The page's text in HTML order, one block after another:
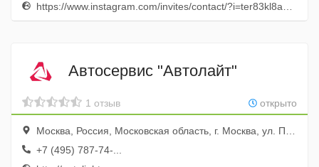
https://www.instagram.com/invites/contact/?i=ter83kl8a3l4&utm_content=kxg8nq7
Автосервис "Автолайт"
открыто
1 отзыв
Москва, Россия, Московская область, г. Москва, ул. Прокатная д. 7
+7 (495) 787-74-...